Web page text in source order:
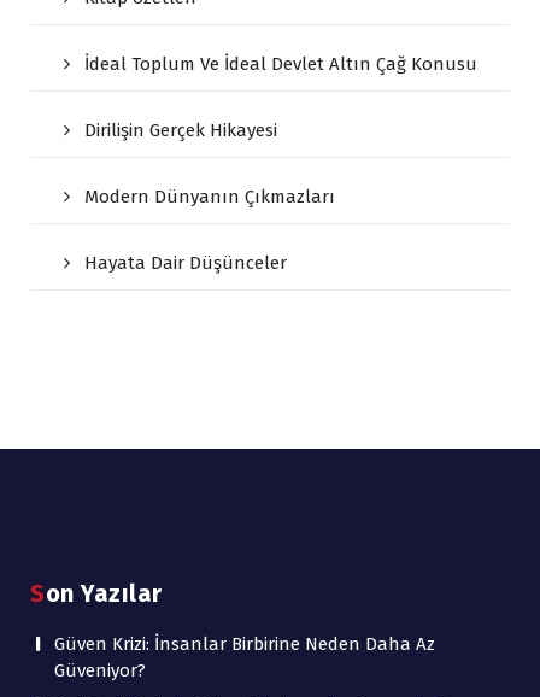
İdeal Toplum Ve İdeal Devlet Altın Çağ Konusu
Dirilişin Gerçek Hikayesi
Modern Dünyanın Çıkmazları
Hayata Dair Düşünceler
Son Yazılar
Güven Krizi: İnsanlar Birbirine Neden Daha Az
Güveniyor?